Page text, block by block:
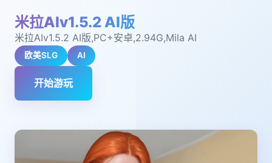
米拉AIv1.5.2 AI版
米拉AIv1.5.2 AI版,PC+安卓,2.94G,Mila AI
欧美SLG AI
开始游玩